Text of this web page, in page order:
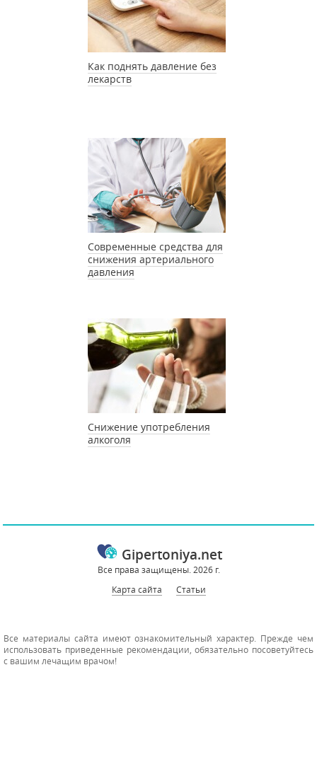
Как поднять давление без
лекарств
Современные средства для
снижения артериального
давления
Снижение употребления
алкоголя
Gipertoniya.net
Все права защищены. 2026 г.
Карта сайта
Статьи
Все материалы сайта имеют ознакомительный характер. Прежде чем
использовать приведенные рекомендации, обязательно посоветуйтесь
с вашим лечащим врачом!